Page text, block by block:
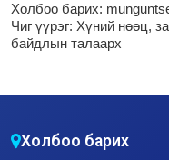
Холбоо барих:
Чиг үүрэг: Хүний нөөц,
байдлын талаарх
Холбоо барих